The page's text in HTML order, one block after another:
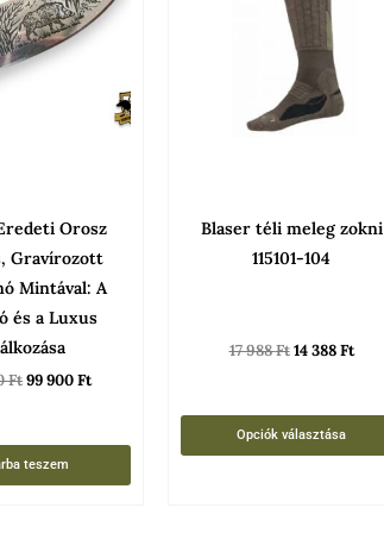
Orosz
Gravírozott
Mintával: A
és a Luxus
Ft99 900Ft
teszem
Blaser téli meleg zokni
115101-104
17 988Ft 14 388Ft
Opciók választása